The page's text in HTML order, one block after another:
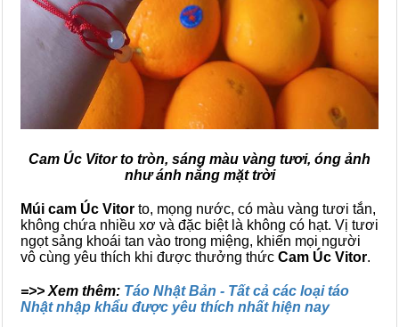
Cam Úc Vitor to tròn, sáng màu vàng tươi, óng ảnh
như ánh nắng mặt trời
Múi cam Úc Vitor to, mọng nước, có màu vàng tươi tắn,
không chứa nhiều xơ và đặc biệt là không có hạt. Vị tươi
ngọt sảng khoái tan vào trong miệng, khiến mọi người
vô cùng yêu thích khi được thưởng thức Cam Úc Vitor.
=>> Xem thêm: Táo Nhật Bản - Tất cả các loại táo
Nhật nhập khẩu được yêu thích nhất hiện nay